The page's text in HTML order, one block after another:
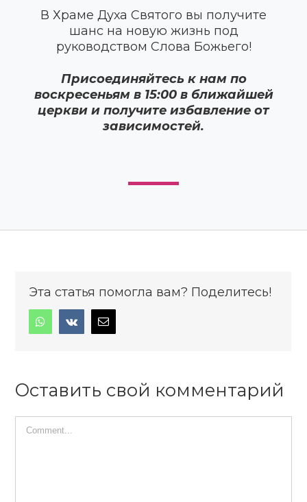
В Храме Духа Святого вы получите
шанс на новую жизнь под
руководством Слова Божьего!
Присоединяйтесь к нам по
воскресеньям в 15:00 в ближайшей
церкви и получите избавление от
зависимостей.
Эта статья помогла вам? Поделитесь!
Оставить свой комментарий